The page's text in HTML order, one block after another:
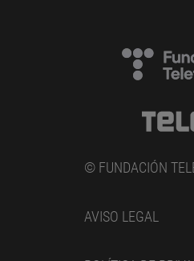
© FUNDACIÓN
AVISO LEGAL